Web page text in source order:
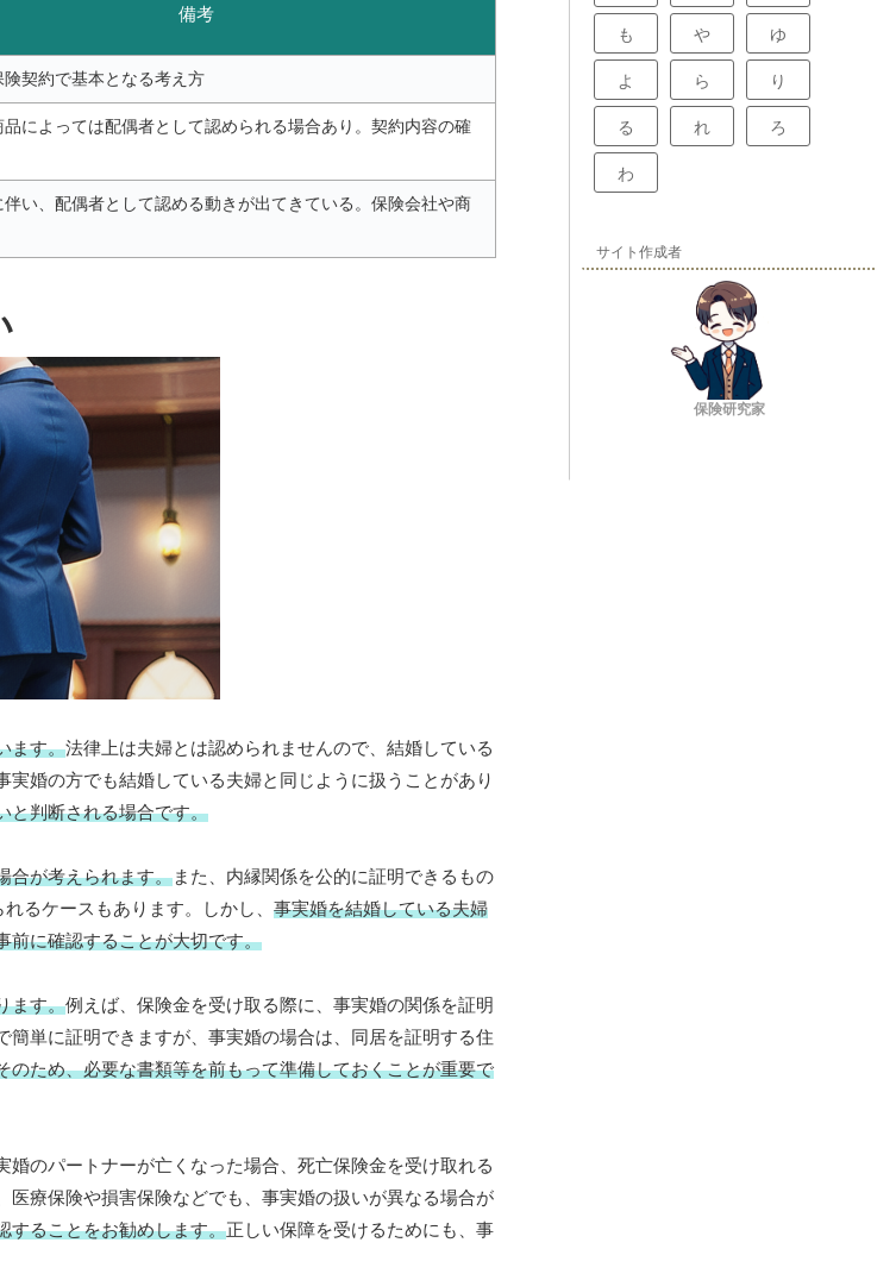
備考
契約で基本となる考え方
によっては配偶者として認められる場合あり。契約内容の確
い、配偶者として認める動きが出てきている。保険会社や商
ます。法律上は夫婦とは認められませんので、結婚している
婚の方でも結婚している夫婦と同じように扱うことがあり
と判断される場合です。
合が考えられます。また、内縁関係を公的に証明できるもの
るケースもあります。しかし、 事実婚を結婚している夫婦
前に確認することが大切です。
ます。例えば、保険金を受け取る際に、事実婚の関係を証明
単に証明できますが、事実婚の場合は、同居を証明する住
のため、必要な書類等を前もって準備しておくことが重要で
婚のパートナーが亡くなった場合、死亡保険金を受け取れる
療保険や損害保険などでも、事実婚の扱いが異なる場合が
することをお勧めします。正しい保障を受けるためにも、事
も や ゆ
よ ら り
る れ ろ
わ
サイト作成者
保険研究家